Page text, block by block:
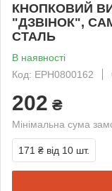
КНОПКОВИЙ
"ДЗВІНОК",
СТАЛЬ
В наявності
Код: EPH0800162
202 ₴
Мінімальна сума
171 ₴ від 10 шт.